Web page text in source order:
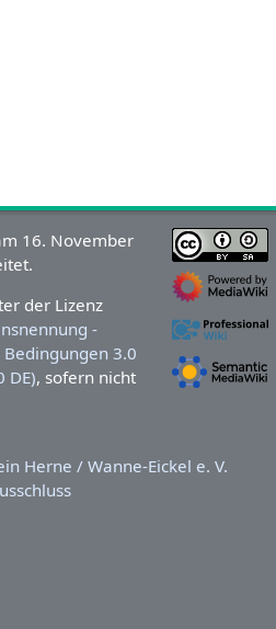
16. November
der Lizenz
-
3.0
DE), sofern nicht
Herne / Wanne-Eickel e. V.